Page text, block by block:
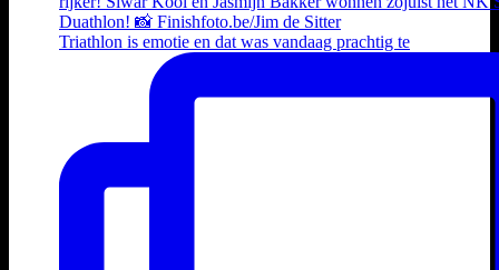
Triathlon is emotie en dat was vandaag prachtig te